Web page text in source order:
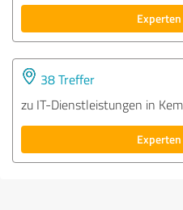
38 Treffer
zu IT-Dienstleistungen in